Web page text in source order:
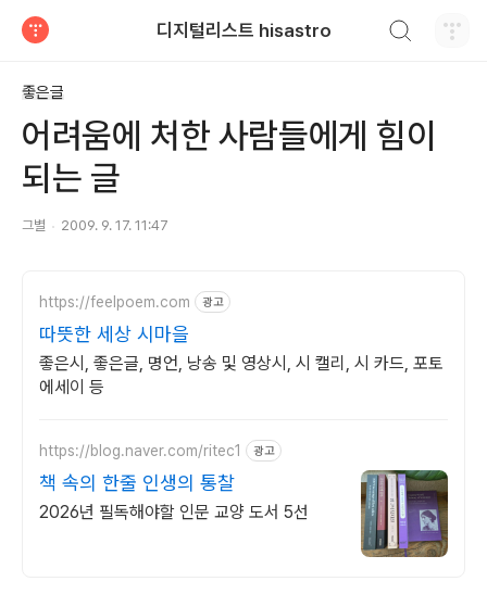
디지털리스트 hisastro
좋은글
어려움에 처한 사람들에게 힘이
되는 글
그별 2009. 9. 17. 11:47
https://feelpoem.com 광고
따뜻한 세상 시마을
좋은시, 좋은글, 명언, 낭송 및 영상시, 시 캘리, 시 카드, 포토
에세이 등
https://blog.naver.com/ritec1 광고
책 속의 한줄 인생의 통찰
2026년 필독해야할 인문 교양 도서 5선